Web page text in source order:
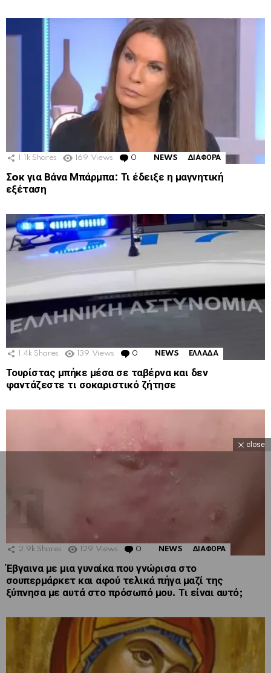
1.1k Shares 169 Views 0 Comments
NEWS ΔΙΑΦΟΡΑ
Σoκ για Βάνα Μπάρμπα: Τι έδειξε η μαγνητική
εξέταση
1.4k Shares 139 Views 0 Comments
NEWS ΕΛΛΑΔΑ
Τουρίστας μπήκε μέσα σε ταβέρνα και δεν
φαντάζεστε τι σοκαριστικό ζήτησε
2.9k Shares 129 Views 0 Comments
NEWS ΔΙΑΦΟΡΑ
Έβγαινα με μια γυναίκα που γνώρισα στο
σουπερμάρκετ και αφού τελικά πήγα μαζί της
ξύπνησα με αυτά στο πρόσωπό μου. Τι είναι αυτό;
close